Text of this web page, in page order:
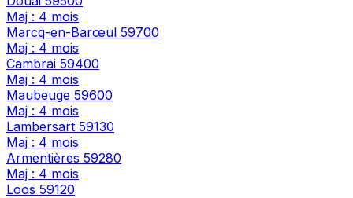
Maj : 4 mois
Marcq-en-Barœul 59700
Maj : 4 mois
Cambrai 59400
Maj : 4 mois
Maubeuge 59600
Maj : 4 mois
Lambersart 59130
Maj : 4 mois
Armentières 59280
Maj : 4 mois
Loos 59120